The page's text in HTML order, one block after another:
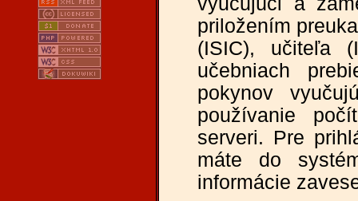
priložením
(ISIC), učiteľa
učebniach
pokynov
používanie
serveri. Pre
máte do
informácie